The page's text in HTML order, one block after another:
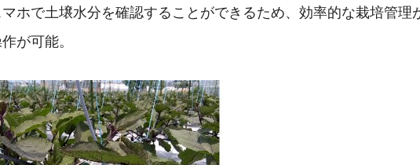
ホで土壌水分を確認することができるため、効率的な栽培管理
が可能。